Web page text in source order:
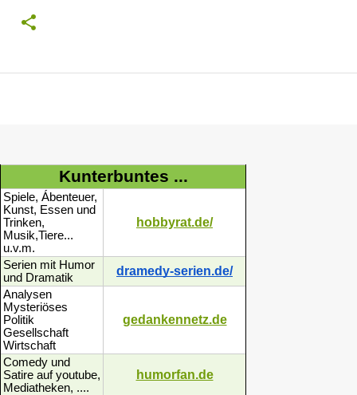
Kunterbuntes ...
Spiele, Ábenteuer,
Kunst, Essen und
Trinken,
Musik,Tiere...
u.v.m.
hobbyrat.de/
Serien mit Humor
und Dramatik
dramedy-serien.de/
Analysen
Mysteriöses
Politik
Gesellschaft
Wirtschaft
gedankennetz.de
Comedy und
Satire auf youtube,
Mediatheken, ....
humorfan.de